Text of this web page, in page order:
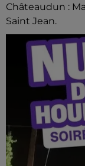
Châteaudun :
Saint Jean.